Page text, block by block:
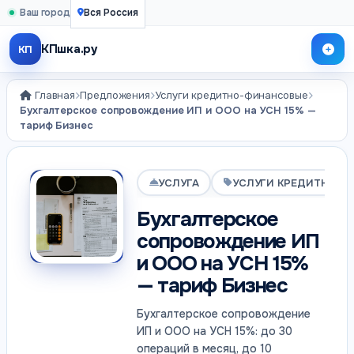
Ваш город Вся Россия
КП КПшка.ру
Главная Предложения Услуги кредитно-финансовые
Бухгалтерское сопровождение ИП и ООО на УСН 15% —
тариф Бизнес
УСЛУГА УСЛУГИ КРЕДИТНО-
Бухгалтерское
сопровождение ИП
и ООО на УСН 15%
— тариф Бизнес
Бухгалтерское сопровождение
ИП и ООО на УСН 15%: до 30
операций в месяц, до 10